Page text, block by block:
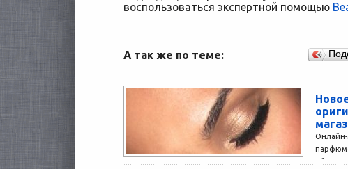
воспользоваться экспертной помощью
А так же по теме: